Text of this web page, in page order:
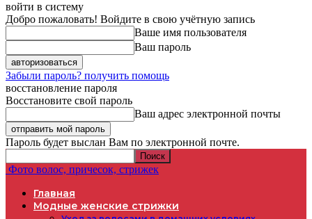
войти в систему
Добро пожаловать! Войдите в свою учётную запись
Ваше имя пользователя
Ваш пароль
Забыли пароль? получить помощь
восстановление пароля
Восстановите свой пароль
Ваш адрес электронной почты
Пароль будет выслан Вам по электронной почте.
Фото волос, причесок, стрижек
Главная
Модные женские стрижки